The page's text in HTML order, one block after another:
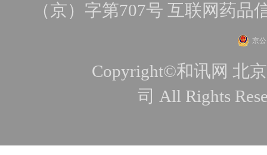
（京）字第707号 互联网药品
京
Copyright©和讯网 北
司 All Rights